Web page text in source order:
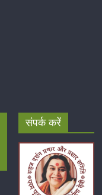
संपर्क करें